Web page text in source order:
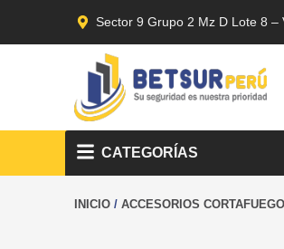
Sector 9 Grupo 2 Mz D Lote 8 –
CATEGORÍAS
INICIO / ACCESORIOS